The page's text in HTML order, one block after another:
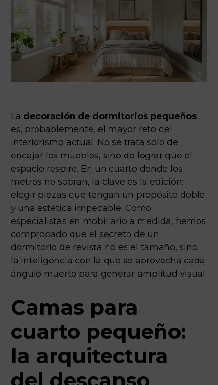
La decoración de dormitorios pequeños
es, probablemente, el mayor reto del
interiorismo actual. No se trata solo de
encajar los muebles, sino de lograr que el
espacio respire. En un cuarto donde los
metros no sobran, la clave es la edición:
elegir piezas que tengan un propósito doble
y una estética impecable. Como
especialistas en mobiliario a medida, hemos
comprobado que el secreto de un
dormitorio de revista no es el tamaño, sino
la inteligencia con la que se aprovecha cada
ángulo muerto para generar amplitud visual.
Camas para
cuarto pequeño:
la arquitectura